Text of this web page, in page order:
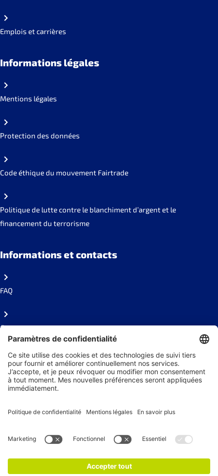
Emplois et carrières
Informations légales
Mentions légales
Protection des données
Code éthique du mouvement Fairtrade
Politique de lutte contre le blanchiment d’argent et le
financement du terrorisme
Informations et contacts
FAQ
Contact
Presse
Recevez nos actualités